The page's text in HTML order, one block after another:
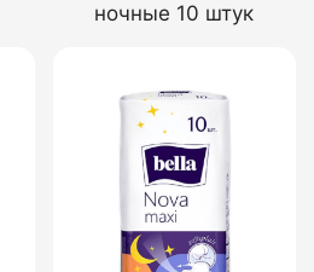
ночные 10 штук